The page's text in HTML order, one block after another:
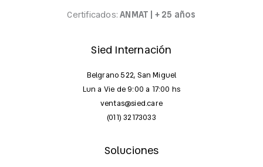
Certificados:ANMAT | + 25 años
Sied Internación
Belgrano 522, San Miguel
Lun a Vie de 9:00 a 17:00 hs
ventas@sied.care
(011) 32173033
Soluciones